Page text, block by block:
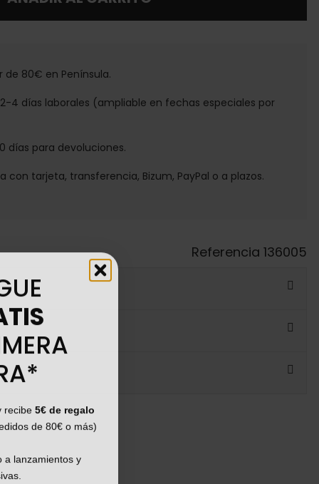
de 80€ en Península.
2-4 días laborales (ampliable en fechas especiales por
días para devoluciones.
con tarjeta, transferencia, Bizum, PayPal o a plazos.
Referencia 136005
5€ de regalo
de 80€ o más)
lanzamientos y